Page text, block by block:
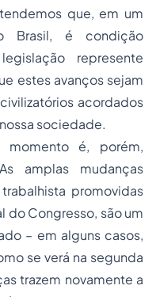
que, em um
Brasil, é condição
represente
estes avanços sejam
acordados
sociedade.
momento é, porém,
amplas mudanças
promovidas
do Congresso, são um
– em alguns casos,
se verá na segunda
trazem novamente a